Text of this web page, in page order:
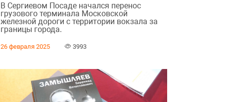
В Сергиевом Посаде начался перенос
грузового терминала Московской
железной дороги с территории вокзала за
границы города.
26 февраля 2025 3993